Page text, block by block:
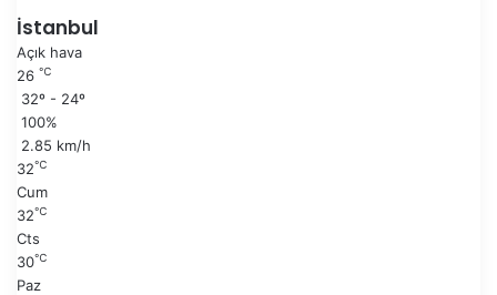
s
a
a
k
i
y
İstanbul
Açık hava
26 ℃
32º - 24º
100%
2.85 km/h
32℃
Cum
32℃
Cts
30℃
Paz